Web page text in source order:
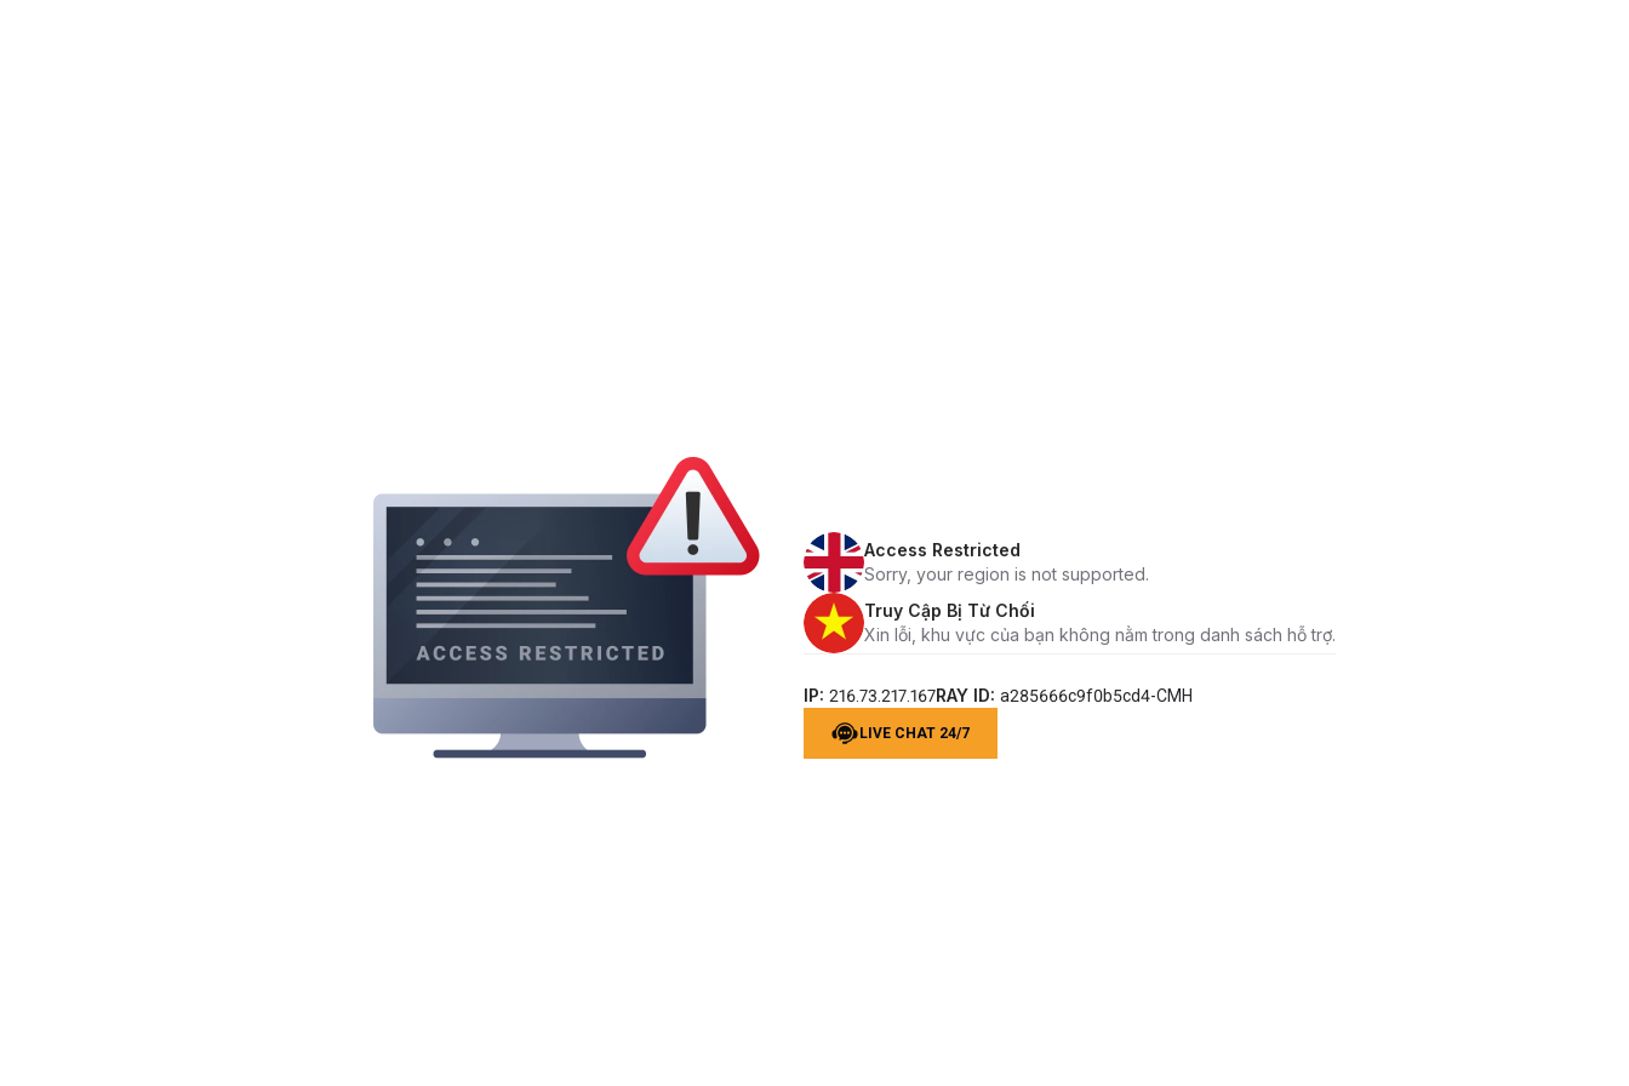
Access Restricted
Sorry, your region is not supported.
Truy Cập Bị Từ Chối
Xin lỗi, khu vực của bạn không nằm trong danh sách hỗ trợ.
IP: 216.73.217.167RAY ID: a285666c9f0b5cd4-CMH
LIVE CHAT 24/7